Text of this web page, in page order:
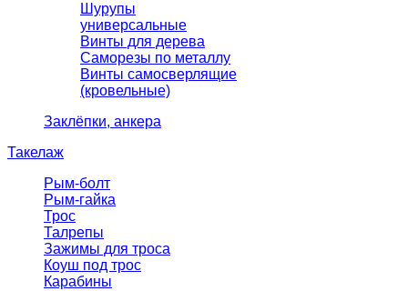
Шурупы
универсальные
Винты для дерева
Саморезы по металлу
Винты самосверлящие
(кровельные)
Заклёпки, анкера
Такелаж
Рым-болт
Рым-гайка
Трос
Талрепы
Зажимы для троса
Коуш под трос
Карабины